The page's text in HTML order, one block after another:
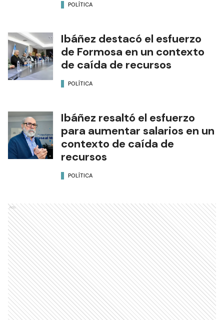
POLÍTICA
Ibáñez destacó el esfuerzo
de Formosa en un contexto
de caída de recursos
POLÍTICA
Ibáñez resaltó el esfuerzo
para aumentar salarios en un
contexto de caída de
recursos
POLÍTICA
Ads